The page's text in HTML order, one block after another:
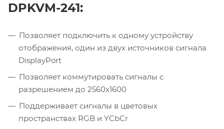
DPKVM-241:
Позволяет подключить к одному устройству
отображения, один из двух источников сигнала
DisplayPort
Позволяет коммутировать сигналы с
разрешением до 2560x1600
Поддерживает сигналы в цветовых
пространствах RGB и YCbCr